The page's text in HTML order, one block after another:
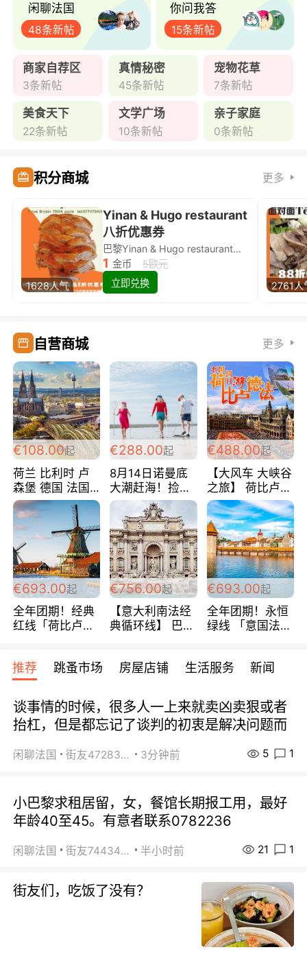
闲聊法国
48条新帖
你问我答
15条新帖
商家自荐区
3条新帖
真情秘密
45条新帖
宠物花草
7条新帖
美食天下
22条新帖
文学广场
10条新帖
亲子家庭
0条新帖
积分商城 更多
1628人气
Yinan & Hugo restaurant
八折优惠券
巴黎Yinan & Hugo restaurant除简餐类全场8折
1 金币
5欧元
立即兑换
2761人
自营商城 更多
€108.00起
荷兰 比利时 卢
森堡 德国 法国
超爽玩遍西欧 循
环线 全程四星宾
馆 108欧/人/天
€288.00起
8月14日诺曼底
大潮赶海！捡海
鲜！轻轻松松海
边爽玩三日游
288欧/人
€488.00起
【大风车 大峡谷
之旅】 荷比卢德
法 巴黎上下 经
典五国四日游
488欧/人
€693.00起
全年团期！经典
红线「荷比卢德
天！巴黎上下！
包拼房~
€756.00起
【意大利南法经
典循环线】 巴黎
宾馆 108欧/天起
€693.00起
全年团期！永恒
绿线 「意国法
欧/天起 ~包拼房
推荐 跳蚤市场 房屋店铺 生活服务 新闻
谈事情的时候，很多人一上来就卖凶卖狠或者
抬杠，但是都忘记了谈判的初衷是解决问题而
闲聊法国 街友472838572 3分钟前 5 1
小巴黎求租居留，女，餐馆长期报工用，最好
年龄40至45。有意者联系0782236
闲聊法国 街友74434350 半小时前 21 1
街友们，吃饭了没有？